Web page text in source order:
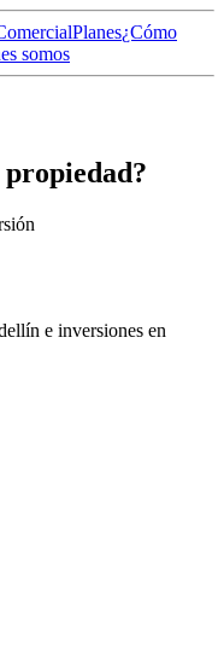
Planes¿Cómo
somos
e inversiones en